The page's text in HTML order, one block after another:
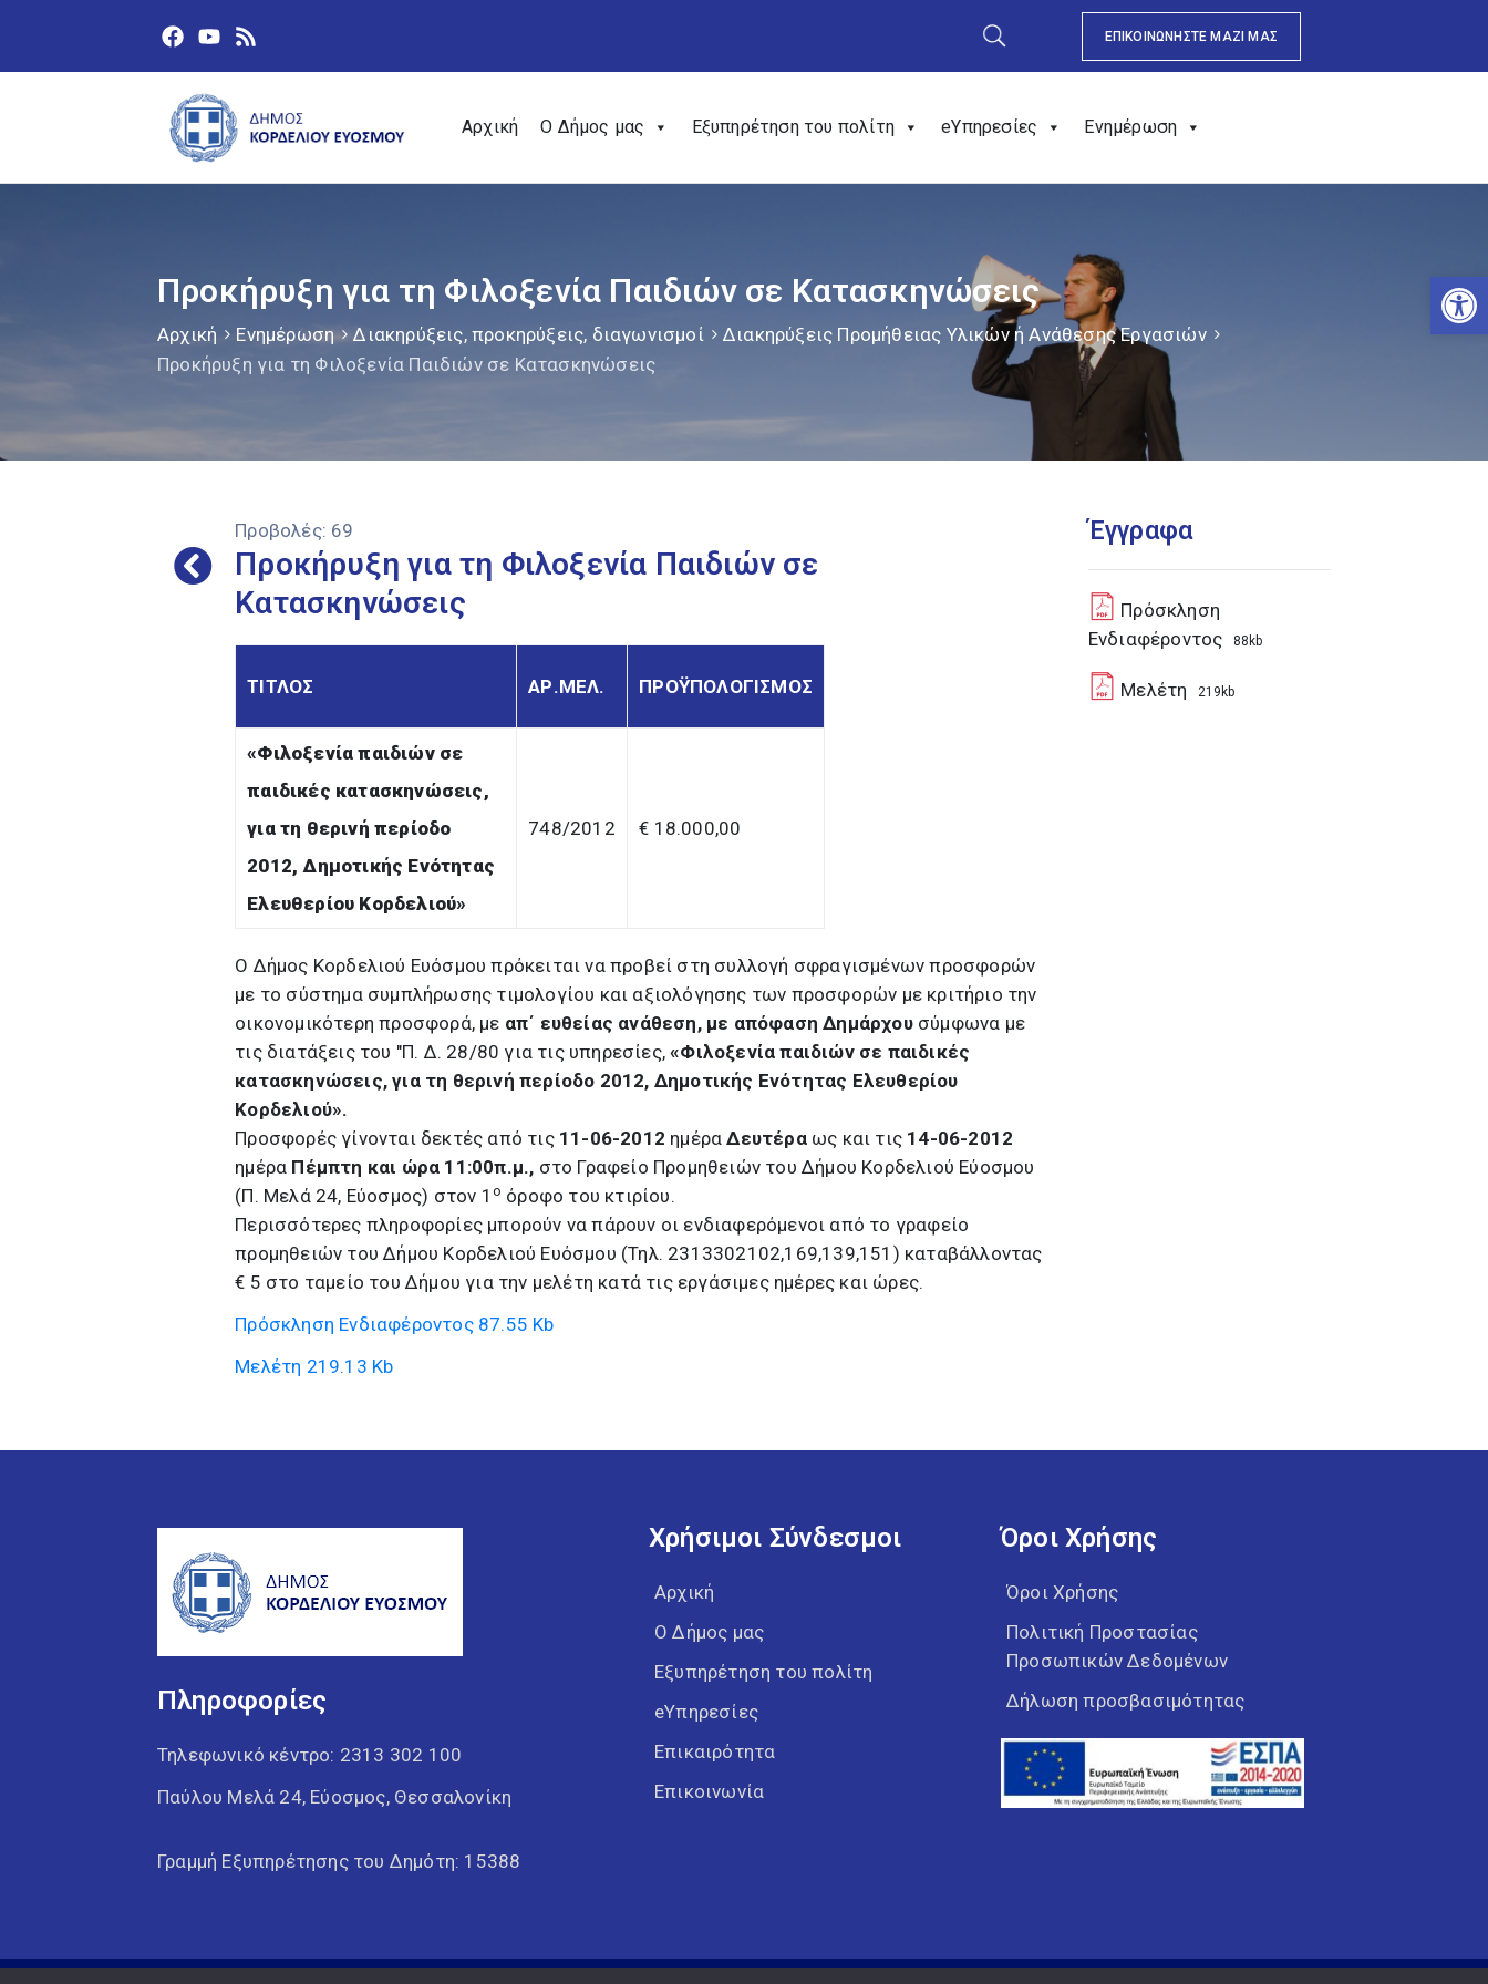
ΕΠΙΚΟΙΝΩΝΗΣΤΕ ΜΑΖΙ ΜΑΣ
Αρχική Ο Δήμος μας Εξυπηρέτηση του πολίτη eΥπηρεσίες Ενημέρωση
Προκήρυξη για τη Φιλoξενία Παιδιών σε Κατασκηνώσεις
Αρχική Ενημέρωση Διακηρύξεις, προκηρύξεις, διαγωνισμοί
Διακηρύξεις Προμήθειας Υλικών ή Ανάθεσης Εργασιών
Προκήρυξη για τη Φιλoξενία Παιδιών σε Κατασκηνώσεις
Προβολές: 69
Προκήρυξη για τη Φιλoξενία Παιδιών σε
Κατασκηνώσεις
ΤΙΤΛΟΣ ΑΡ.ΜΕΛ. ΠΡΟΫΠΟΛΟΓΙΣΜΟΣ
«Φιλοξενία παιδιών σε
παιδικές κατασκηνώσεις,
για τη θερινή περίοδο
2012, Δημοτικής Ενότητας
Ελευθερίου Κορδελιού»
748/2012 € 18.000,00
Ο Δήμος Κορδελιού Ευόσμου πρόκειται να προβεί στη συλλογή σφραγισμένων προσφορών
με το σύστημα συμπλήρωσης τιμολογίου και αξιολόγησης των προσφορών με κριτήριο την
οικονομικότερη προσφορά, με απ΄ ευθείας ανάθεση, με απόφαση Δημάρχου σύμφωνα με
τις διατάξεις του "Π. Δ. 28/80 για τις υπηρεσίες,«Φιλοξενία παιδιών σε παιδικές
κατασκηνώσεις, για τη θερινή περίοδο 2012, Δημοτικής Ενότητας Ελευθερίου
Κορδελιού».
Προσφορές γίνονται δεκτές από τις11-06-2012 ημέρα Δευτέρα ως και τις 14-06-2012
ημέρα Πέμπτη και ώρα 11:00π.μ., στο Γραφείο Προμηθειών του Δήμου Κορδελιού Εύοσμου
(Π. Μελά 24, Εύοσμος) στον 1 ο όροφο του κτιρίου.
Περισσότερες πληροφορίες μπορούν να πάρουν οι ενδιαφερόμενοι από το γραφείο
προμηθειών του Δήμου Κορδελιού Ευόσμου (Τηλ. 2313302102,169,139,151) καταβάλλοντας
€ 5 στο ταμείο του Δήμου για την μελέτη κατά τις εργάσιμες ημέρες και ώρες.
Πρόσκληση Ενδιαφέροντος87.55 Kb
Μελέτη 219.13 Kb
Έγγραφα
Πρόσκληση
Ενδιαφέροντος
88kb
Μελέτη 219kb
Πληροφορίες
Τηλεφωνικό κέντρο: 2313 302 100
Παύλου Μελά 24, Εύοσμος, Θεσσαλονίκη
Γραμμή Εξυπηρέτησης του Δημότη: 15388
Χρήσιμοι Σύνδεσμοι
Αρχική
Ο Δήμος μας
Εξυπηρέτηση του πολίτη
eΥπηρεσίες
Επικαιρότητα
Επικοινωνία
Όροι Χρήσης
Όροι Χρήσης
Πολιτική Προστασίας
Προσωπικών Δεδομένων
Δήλωση προσβασιμότητας